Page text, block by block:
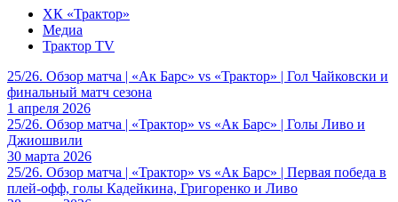
ХК «Трактор»
Медиа
Трактор TV
25/26. Обзор матча | «Ак Барс» vs «Трактор» | Гол Чайковски и
финальный матч сезона
1 апреля 2026
25/26. Обзор матча | «Трактор» vs «Ак Барс» | Голы Ливо и
Джиошвили
30 марта 2026
25/26. Обзор матча | «Трактор» vs «Ак Барс» | Первая победа в
плей-офф, голы Кадейкина, Григоренко и Ливо